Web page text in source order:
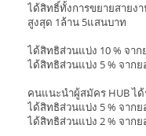
ได้สิทธิ์ทั้งการขยายสายงา
สูงสุด 1ล้าน 5แสนบาท
ได้สิทธิส่วนแบ่ง 10 % จา
ได้สิทธิส่วนแบ่ง 5 % จาก
คนแนะนำผู้สมัคร HUB ไ
ได้สิทธิส่วนแบ่ง 5 % จาก
ได้สิทธิส่วนแบ่ง 2 % จาก